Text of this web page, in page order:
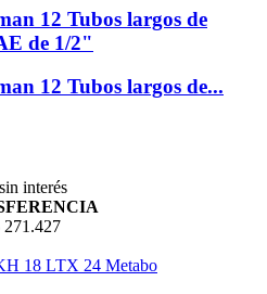
12 Tubos largos de
de 1/2"
12 Tubos largos de...
interés
271.427